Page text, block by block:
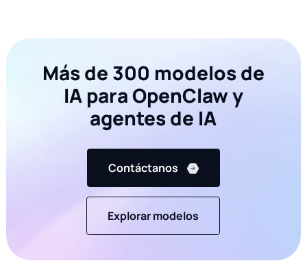
Más de 300 modelos de
IA para OpenClaw y
agentes de IA
Contáctanos
Explorar modelos